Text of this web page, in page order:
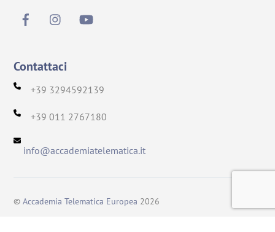
Contattaci
+39 3294592139
+39 011 2767180
info@accademiatelematica.it
©Accademia Telematica Europea 2026